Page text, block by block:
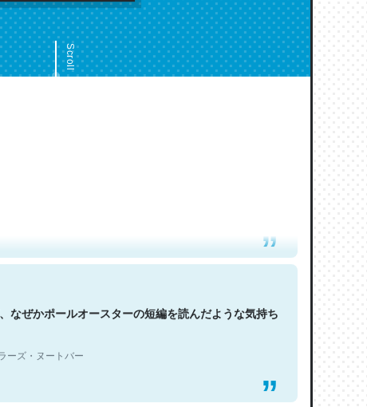
Scroll
んだろうなと凄く思う。英語少しでも読める人は原文
Let’s Fucking Go. Then Covid hit. Shit.
ズ・ヌートバー
なぜかポールオースターの短編を読んだような気持ち
ズ・ヌートバー